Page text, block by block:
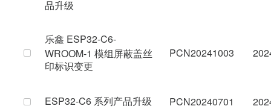
品升级
乐鑫 ESP32-C6-
WROOM-1 模组屏蔽盖丝
印标识变更
PCN20241003
ESP32-C6 系列产品升级 PCN20240701